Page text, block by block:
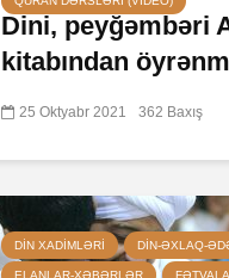
Dini, peyğəmbəri
kitabından
25 Oktyabr 2021 362 Baxış
DIN XADIMLƏRI DIN-ƏXLAQ-
ELANLAR-XƏBƏRLƏR